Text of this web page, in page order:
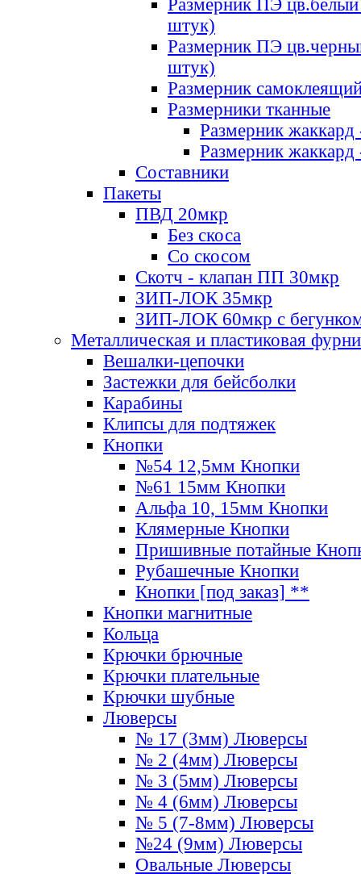
Размерник ПЭ цв.белый
штук)
Размерник ПЭ
штук)
Размерник
Размерники тканные
Размерник
Размерник
Составники
Пакеты
ПВД 20мкр
Без скоса
Со скосом
Скотч - клапан ПП 30мкр
ЗИП-ЛОК 35мкр
ЗИП-ЛОК 60мкр с
Металлическая и пластиковая
Вешалки-цепочки
Застежки для бейсболки
Карабины
Клипсы для подтяжек
Кнопки
№54 12,5мм Кнопки
№61 15мм Кнопки
Альфа 10, 15мм Кнопки
Клямерные Кнопки
Пришивные потайные
Рубашечные Кнопки
Кнопки [под заказ] **
Кнопки магнитные
Кольца
Крючки брючные
Крючки плательные
Крючки шубные
Люверсы
№ 17 (3мм) Люверсы
№ 2 (4мм) Люверсы
№ 3 (5мм) Люверсы
№ 4 (6мм) Люверсы
№ 5 (7-8мм) Люверсы
№24 (9мм) Люверсы
Овальные Люверсы